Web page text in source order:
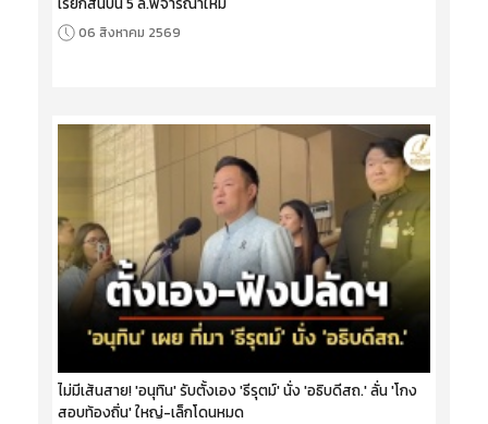
06 สิงหาคม 2569
ไม่มีเส้นสาย! 'อนุทิน' รับตั้งเอง 'ธีรุตม์' นั่ง 'อธิบดีสถ.' ลั่น 'โกง
สอบท้องถิ่น' ใหญ่-เล็กโดนหมด